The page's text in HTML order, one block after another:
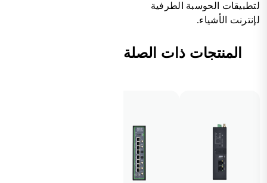
لتطبيقات الحوسبة الطرفية
لإنترنت الأشياء.
المنتجات ذات الصلة